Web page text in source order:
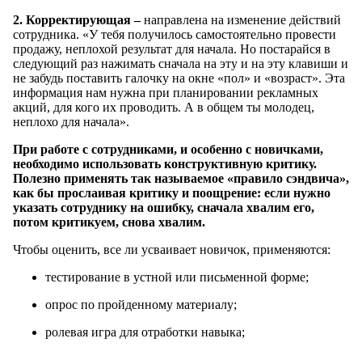
2. Корректирующая –направлена на изменение действий
сотрудника. «У тебя получилось самостоятельно провести
продажу, неплохой результат для начала. Но постарайся в
следующий раз нажимать сначала на эту и на эту клавиши и
не забудь поставить галочку на окне «пол» и «возраст». Эта
информация нам нужна при планировании рекламных
акций, для кого их проводить. А в общем ты молодец,
неплохо для начала».
При работе с сотрудниками, и особенно с новичками,
необходимо использовать конструктивную критику.
Полезно применять так называемое «правило сэндвича»,
как бы прослаивая критику и поощрение: если нужно
указать сотруднику на ошибку, сначала хвалим его,
потом критикуем, снова хвалим.
Чтобы оценить, все ли усваивает новичок, применяются:
тестирование в устной или письменной форме;
опрос по пройденному материалу;
ролевая игра для отработки навыка;